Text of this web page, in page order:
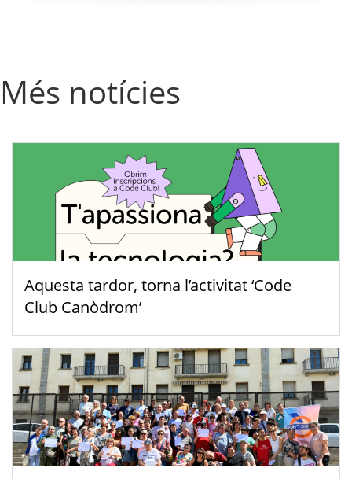
Més notícies
Aquesta tardor, torna l’activitat ‘Code
Club Canòdrom’